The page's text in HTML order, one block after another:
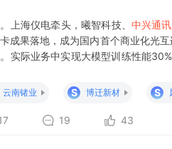
上海仪电牵头，曦智科技、 中兴通讯
成果落地，成为国内首个商业化光
实际业务中实现大模型训练性能
品，打通"光计算推理芯片+通
云南锗业 S 博迁新材 S
19 43